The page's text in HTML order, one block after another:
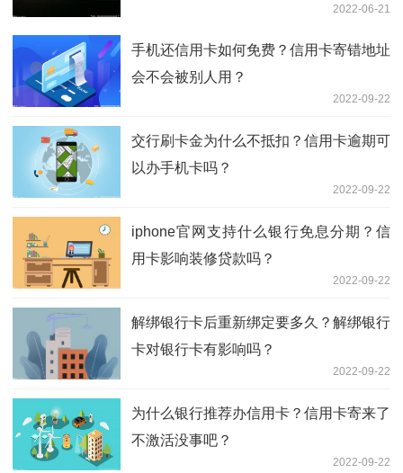
2022-06-21
手机还信用卡如何免费？信用卡寄错地址
会不会被别人用？
2022-09-22
交行刷卡金为什么不抵扣？信用卡逾期可
以办手机卡吗？
2022-09-22
iphone官网支持什么银行免息分期？信
用卡影响装修贷款吗？
2022-09-22
解绑银行卡后重新绑定要多久？解绑银行
卡对银行卡有影响吗？
2022-09-22
为什么银行推荐办信用卡？信用卡寄来了
不激活没事吧？
2022-09-22